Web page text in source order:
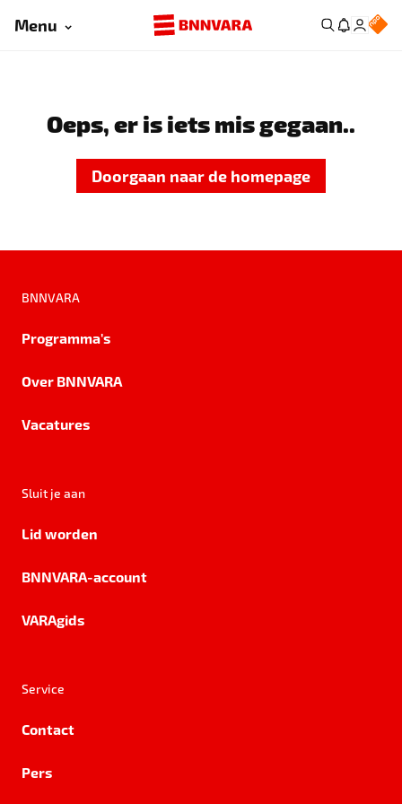
Menu
Oeps, er is iets mis gegaan..
Doorgaan naar de homepage
BNNVARA
Programma's
Over BNNVARA
Vacatures
Sluit je aan
Lid worden
BNNVARA-account
VARAgids
Service
Contact
Pers